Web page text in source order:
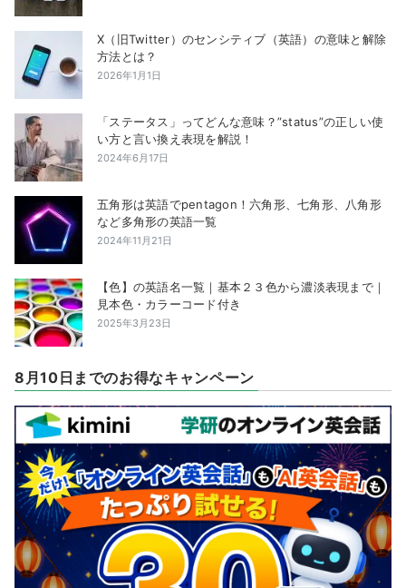
X（旧Twitter）のセンシティブ（英語）の意味と解除
方法とは？
2026年1月1日
「ステータス」ってどんな意味？”status”の正しい使
い方と言い換え表現を解説！
2024年6月17日
五角形は英語でpentagon！六角形、七角形、八角形
など多角形の英語一覧
2024年11月21日
【色】の英語名一覧｜基本２３色から濃淡表現まで｜
見本色・カラーコード付き
2025年3月23日
8月10日までのお得なキャンペーン